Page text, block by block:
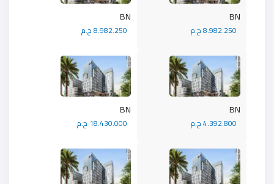
BN BN
BN BN